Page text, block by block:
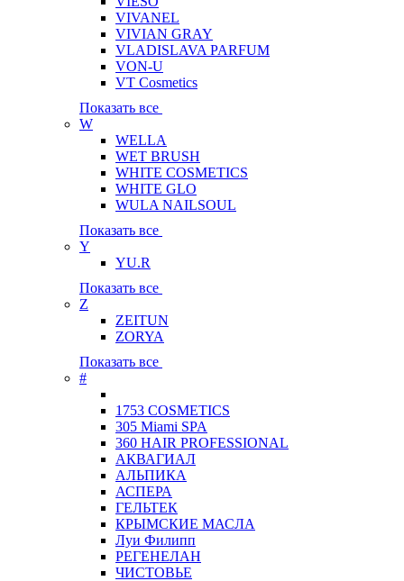
VIVANEL
VIVIAN GRAY
VLADISLAVA PARFUM
VON-U
VT Cosmetics
Показать все
W
WELLA
WET BRUSH
WHITE COSMETICS
WHITE GLO
WULA NAILSOUL
Показать все
Y
YU.R
Показать все
Z
ZEITUN
ZORYA
Показать все
#
1753 COSMETICS
305 Miami SPA
360 HAIR PROFESSIONAL
АКВАГИАЛ
АЛЬПИКА
АСПЕРА
ГЕЛЬТЕК
КРЫМСКИЕ МАСЛА
Луи Филипп
РЕГЕНЕЛАН
ЧИСТОВЬЕ